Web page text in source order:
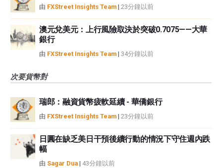
由 FXStreet Insights Team | 23分鐘以前
澳元兌美元：上行風險取決於突破0.7075——大華
銀行
由 FXStreet Insights Team | 34分鐘以前
次要貨幣對
瑞郎：融資貨幣疲軟延續 - 華僑銀行
由 FXStreet Insights Team | 23分鐘以前
日圓在缺乏美日干預後續行動的情況下守住週內跌
幅
由 Sagar Dua | 43分鐘以前